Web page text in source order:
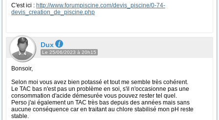
C'est ici : http://www.forumpiscine.com/devis_piscine/0-74-
devis_creation_de_piscine.php
Dux
Le 25/06/2023 à 20h15
Bonsoir,
Selon moi vous avez bien potassé et tout me semble très cohérent.
Le TAC bas n'est pas un problème en soi, s'il n'occasionne pas une
consommation d'acide démesurée vous pouvez rester tel quel.
Perso j'ai également un TAC très bas depuis des années mais sans
aucune conséquence car en traitant au chlore stabilisé mon pH reste
stable.